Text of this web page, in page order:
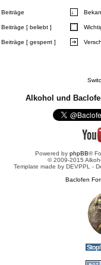
[ beliebt ]
[ gesperrt ]
Alkohol und
Powered by phpBB®
© 2009-2015
Template made by DEVPPL -
Baclofen
Stop